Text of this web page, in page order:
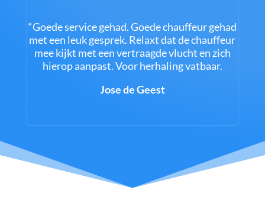
“Goede service gehad. Goede chauffeur gehad
met een leuk gesprek. Relaxt dat de chauffeur
mee kijkt met een vertraagde vlucht en zich
hierop aanpast. Voor herhaling vatbaar.
Jose de Geest